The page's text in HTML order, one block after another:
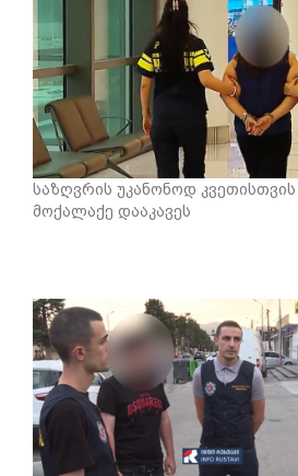
საზღვრის უკანონოდ კვეთისთვის
მოქალაქე დააკავეს